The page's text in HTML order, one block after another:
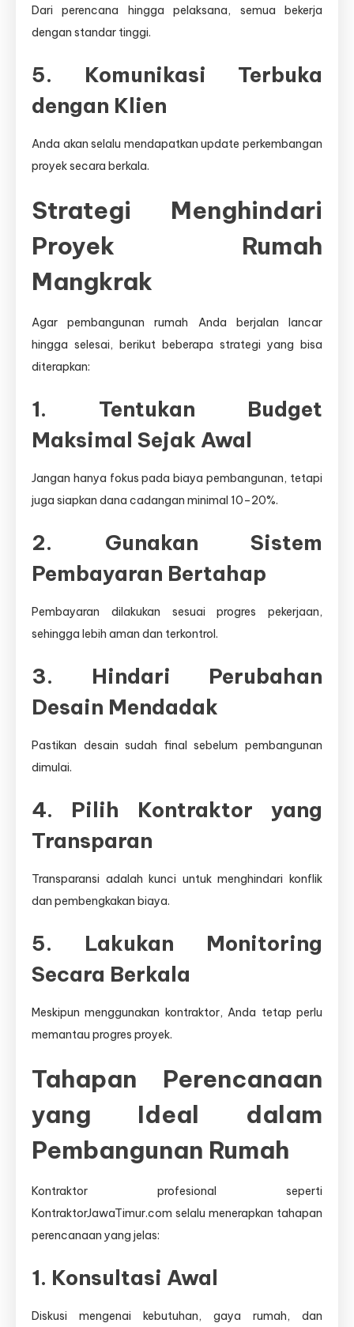
Dari perencana hingga pelaksana, semua bekerja
dengan standar tinggi.
5. Komunikasi Terbuka
dengan Klien
Anda akan selalu mendapatkan update perkembangan
proyek secara berkala.
Strategi Menghindari
Proyek Rumah
Mangkrak
Agar pembangunan rumah Anda berjalan lancar
hingga selesai, berikut beberapa strategi yang bisa
diterapkan:
1. Tentukan Budget
Maksimal Sejak Awal
Jangan hanya fokus pada biaya pembangunan, tetapi
juga siapkan dana cadangan minimal 10–20%.
2. Gunakan Sistem
Pembayaran Bertahap
Pembayaran dilakukan sesuai progres pekerjaan,
sehingga lebih aman dan terkontrol.
3. Hindari Perubahan
Desain Mendadak
Pastikan desain sudah final sebelum pembangunan
dimulai.
4. Pilih Kontraktor yang
Transparan
Transparansi adalah kunci untuk menghindari konflik
dan pembengkakan biaya.
5. Lakukan Monitoring
Secara Berkala
Meskipun menggunakan kontraktor, Anda tetap perlu
memantau progres proyek.
Tahapan Perencanaan
yang Ideal dalam
Pembangunan Rumah
Kontraktor profesional seperti
KontraktorJawaTimur.com selalu menerapkan tahapan
perencanaan yang jelas:
1. Konsultasi Awal
Diskusi mengenai kebutuhan, gaya rumah, dan